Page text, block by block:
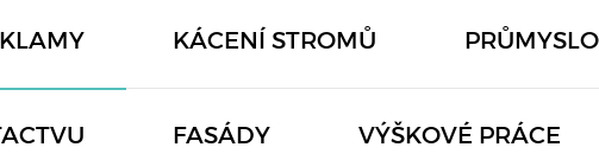
KÁCENÍ STROMŮ
FASÁDY VÝŠKOVÉ PRÁCE